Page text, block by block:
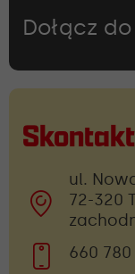
Dołącz
ul.
72-320
660 780